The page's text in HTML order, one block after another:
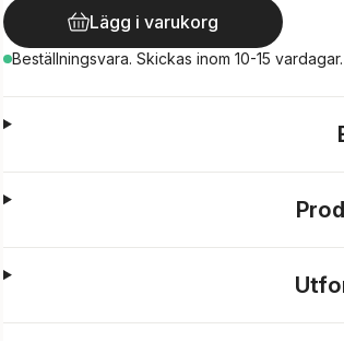
Lägg i varukorg
Beställningsvara. Skickas inom 10-15 vardagar.